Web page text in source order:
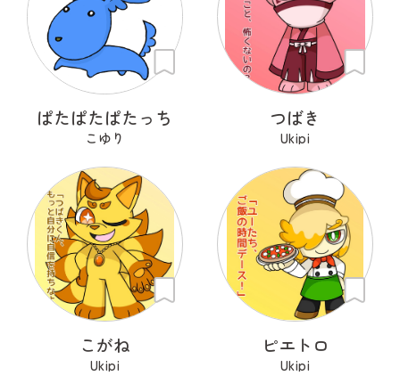
ぱたぱたぱたっち
こゆり
つばき
Ukipi
こがね
Ukipi
ピエトロ
Ukipi